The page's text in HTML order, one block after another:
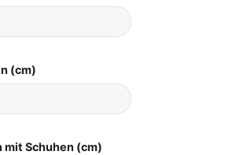
(cm)
mit Schuhen (cm)